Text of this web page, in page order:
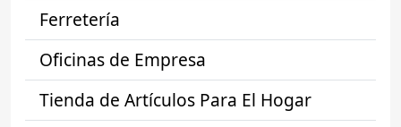
Ferretería
Oficinas de Empresa
Tienda de Artículos Para El Hogar